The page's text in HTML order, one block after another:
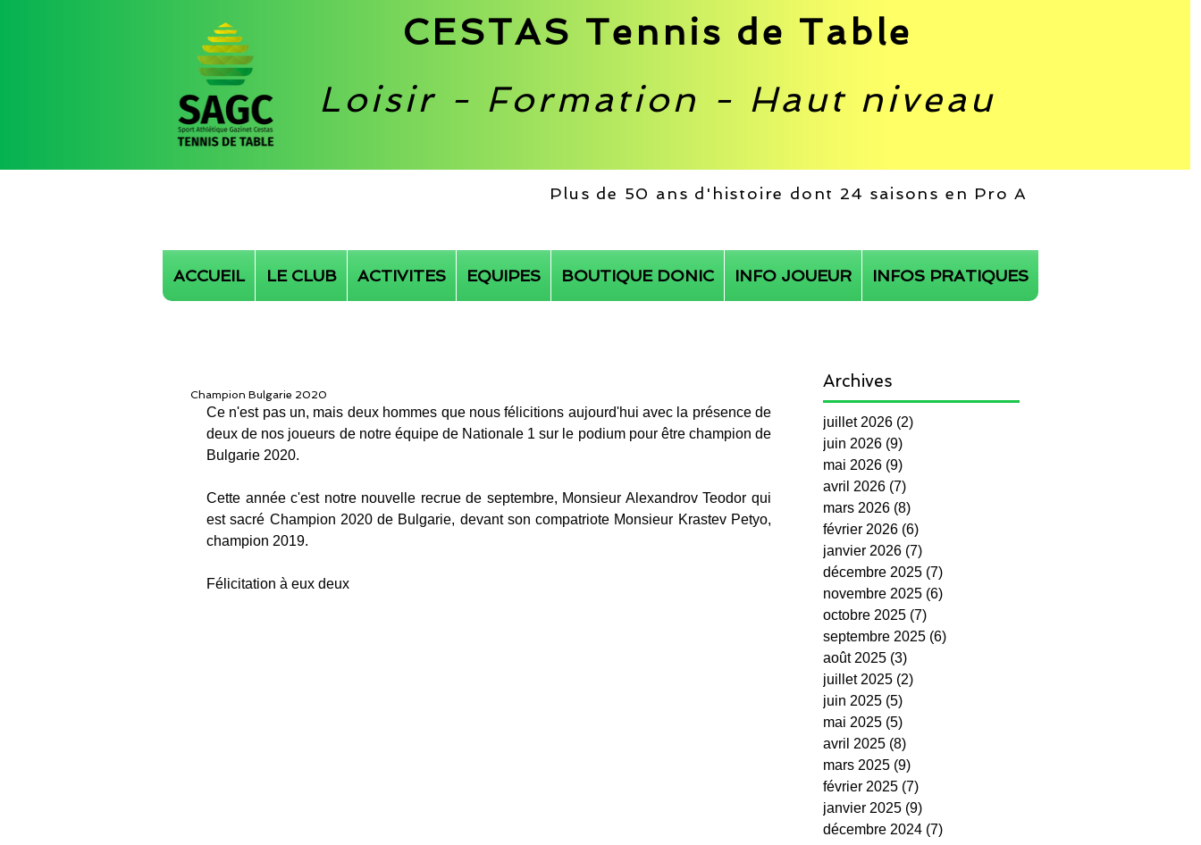
CESTAS Tennis de Table
Loisir - Formation - Haut niveau
Plus de 50 ans d'histoire dont 24 saisons en Pro A
ACCUEIL LE CLUB ACTIVITES EQUIPES BOUTIQUE DONIC INFO JOUEUR INFOS PRATIQUES
Champion Bulgarie 2020
Ce n'est pas un, mais deux hommes que nous félicitions aujourd'hui avec la présence de
deux de nos joueurs de notre équipe de Nationale 1 sur le podium pour être champion de
Bulgarie 2020.
Cette année c'est notre nouvelle recrue de septembre, Monsieur Alexandrov Teodor qui
est sacré Champion 2020 de Bulgarie, devant son compatriote Monsieur Krastev Petyo,
champion 2019.
Félicitation à eux deux
Archives
cestas fit ping tonic
video
juillet 2026 (2)
juin 2026 (9)
mai 2026 (9)
avril 2026 (7)
mars 2026 (8)
février 2026 (6)
janvier 2026 (7)
décembre 2025 (7)
novembre 2025 (6)
octobre 2025 (7)
septembre 2025 (6)
août 2025 (3)
juillet 2025 (2)
juin 2025 (5)
mai 2025 (5)
avril 2025 (8)
mars 2025 (9)
février 2025 (7)
janvier 2025 (9)
décembre 2024 (7)